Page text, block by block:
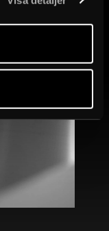
un flux optimal.